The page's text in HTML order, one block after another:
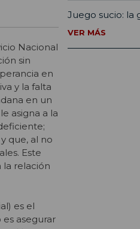
Nacional
sin
en
y la falta
en un
asigna a la
que, al no
Este
la relación
es el
asegurar
Juego sucio: la
VER MÁS